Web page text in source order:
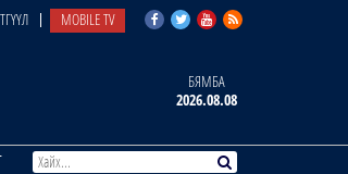
MOBILE TV
БЯМБА
2026.08.08